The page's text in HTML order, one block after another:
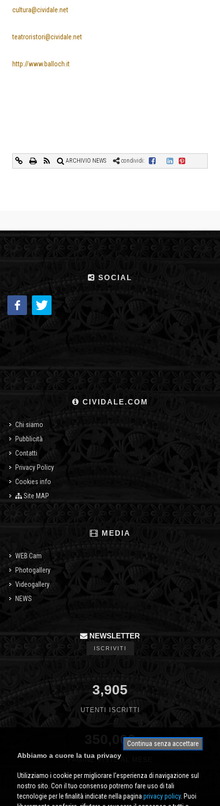
cultura@cividale.net
teatroristori@cividale.net
http://www.balloch.it
ARCHIVIO NEWS condividi:
SOCIAL
CIVIDALE.COM
Chi siamo
Pubblicità
Contatti
Privacy Policy
Cookies info
Site MAP
MEDIA
WEB Cam
Photogallery
Videogallery
NEWS
NEWSLETTER
ISCRIVITI
3,905
UTENTI ISCRITTI
350,000
PAGINE VISTE AL MESE
Continua senza accettare
Abbiamo a cuore la tua privacy
Utilizziamo i cookie per migliorare l'esperienza di navigazione sul
nostro sito. Con il tuo consenso potremo fare uso di tali
tecnologie per le finalità indicate nella pagina privacy policy. Puoi